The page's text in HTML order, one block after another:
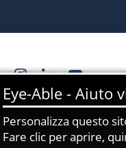
FacebookInstagram
LinkedinYouTube
Sostienici